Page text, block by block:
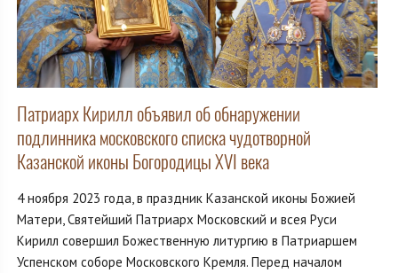
Патриарх Кирилл объявил об обнаружении
подлинника московского списка чудотворной
Казанской иконы Богородицы XVI века
4 ноября 2023 года, в праздник Казанской иконы Божией
Матери, Святейший Патриарх Московский и всея Руси
Кирилл совершил Божественную литургию в Патриаршем
Успенском соборе Московского Кремля. Перед началом